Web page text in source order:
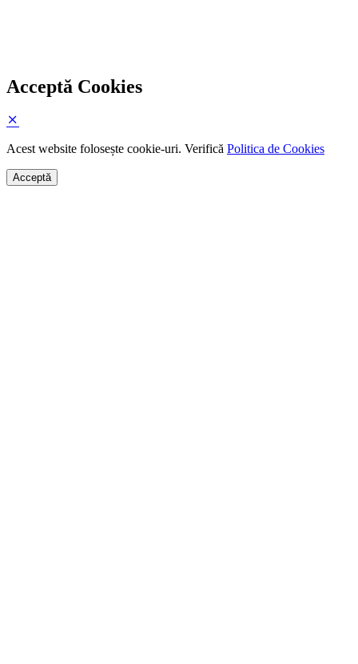
Acceptă Cookies
Acest website folosește cookie-uri. Verifică Politica de Cookies
Acceptă